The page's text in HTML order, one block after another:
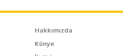
Hakkımızda
Künye